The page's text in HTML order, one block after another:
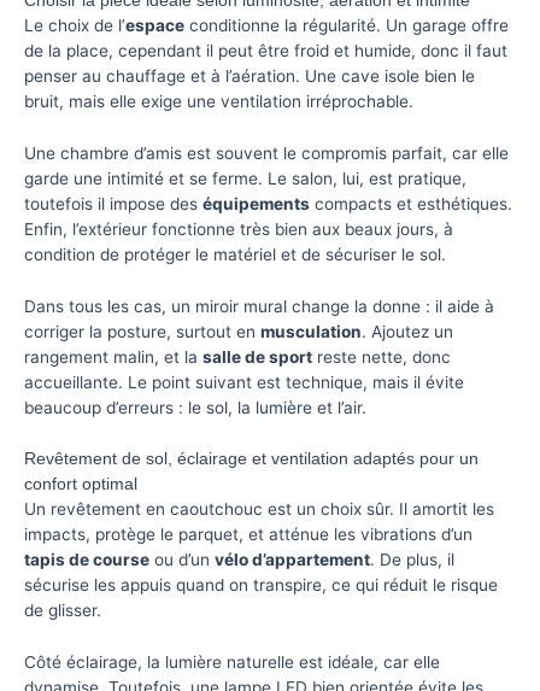
Le choix de l’espace conditionne la régularité. Un garage offre
de la place, cependant il peut être froid et humide, donc il faut
penser au chauffage et à l’aération. Une cave isole bien le
bruit, mais elle exige une ventilation irréprochable.
Une chambre d’amis est souvent le compromis parfait, car elle
garde une intimité et se ferme. Le salon, lui, est pratique,
toutefois il impose des équipements compacts et esthétiques.
Enfin, l’extérieur fonctionne très bien aux beaux jours, à
condition de protéger le matériel et de sécuriser le sol.
Dans tous les cas, un miroir mural change la donne : il aide à
corriger la posture, surtout en musculation. Ajoutez un
rangement malin, et la salle de sport reste nette, donc
accueillante. Le point suivant est technique, mais il évite
beaucoup d’erreurs : le sol, la lumière et l’air.
Revêtement de sol, éclairage et ventilation adaptés pour un
confort optimal
Un revêtement en caoutchouc est un choix sûr. Il amortit les
impacts, protège le parquet, et atténue les vibrations d’un
tapis de course ou d’un vélo d’appartement. De plus, il
sécurise les appuis quand on transpire, ce qui réduit le risque
de glisser.
Côté éclairage, la lumière naturelle est idéale, car elle